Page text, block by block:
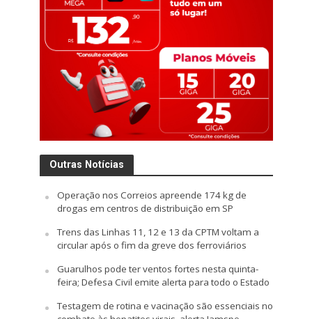
Outras Notícias
Operação nos Correios apreende 174 kg de
drogas em centros de distribuição em SP
Trens das Linhas 11, 12 e 13 da CPTM voltam a
circular após o fim da greve dos ferroviários
Guarulhos pode ter ventos fortes nesta quinta-
feira; Defesa Civil emite alerta para todo o Estado
Testagem de rotina e vacinação são essenciais no